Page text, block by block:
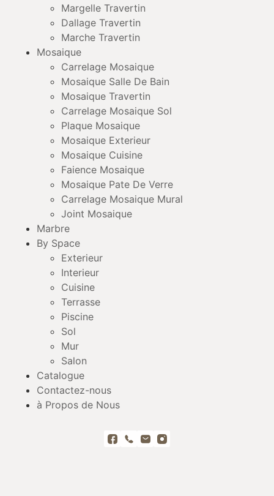
Margelle Travertin
Dallage Travertin
Marche Travertin
Mosaique
Carrelage Mosaique
Mosaique Salle De Bain
Mosaique Travertin
Carrelage Mosaique Sol
Plaque Mosaique
Mosaique Exterieur
Mosaique Cuisine
Faience Mosaique
Mosaique Pate De Verre
Carrelage Mosaique Mural
Joint Mosaique
Marbre
By Space
Exterieur
Interieur
Cuisine
Terrasse
Piscine
Sol
Mur
Salon
Catalogue
Contactez-nous
à Propos de Nous